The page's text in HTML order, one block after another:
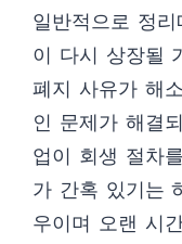
일반적으로 정
이 다시 상장될
폐지 사유가 해
인 문제가 해결
업이 회생 절차
가 간혹 있기는
우이며 오랜 시